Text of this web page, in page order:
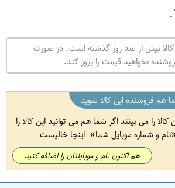
کالا بیش از صد روز گذشته است. در صورت
بخواهید قیمت را بروز کند.
هم فروشنده این کالا شوید
را می بینند اگر شما هم می توانید این کالا را
نام و شماره موبایل شما اینجا خالیست
هم اکنون نام و موبایلتان را اضافه کنید